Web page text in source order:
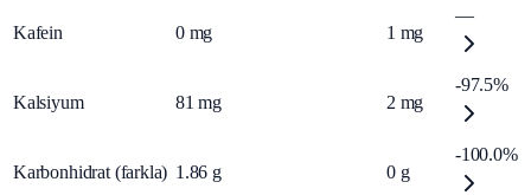
Kafein 0 mg 1 mg
—
Kalsiyum 81 mg 2 mg
-97.5%
Karbonhidrat (farkla) 1.86 g 0 g
-100.0%